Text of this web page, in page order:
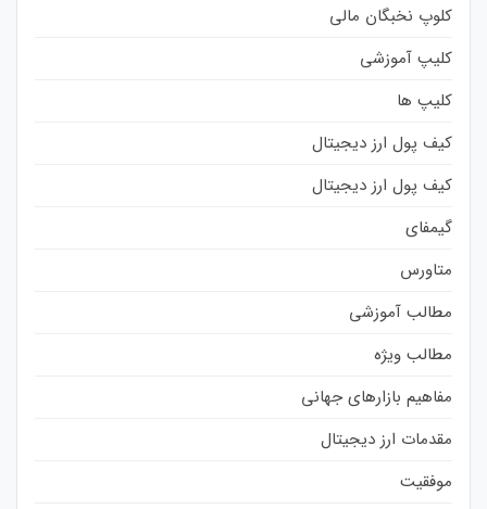
کلوپ نخبگان مالی
کلیپ آموزشی
کلیپ ها
کیف پول ارز دیجیتال
کیف پول ارز دیجیتال
گیمفای
متاورس
مطالب آموزشی
مطالب ویژه
مفاهیم بازارهای جهانی
مقدمات ارز دیجیتال
موفقیت